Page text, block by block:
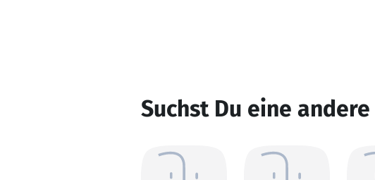
Suchst Du eine andere